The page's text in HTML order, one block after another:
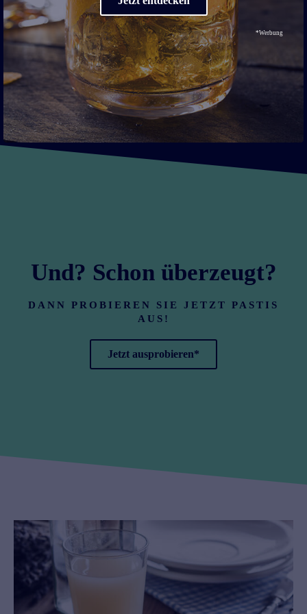
vol. heraufgestuft. Heute weiß man, dass der hohe Toujon-Gehaltes
imAbsinth
und auch im Pastis unbedenklich ist (der in den
Spirituosen enthaltenen Alkohol ist dabei natürlich nicht
gesundheitsförderlich).
Und? Schon überzeugt?
DANN PROBIEREN SIE JETZT PASTIS
AUS!
Jetzt ausprobieren*
*Werbung